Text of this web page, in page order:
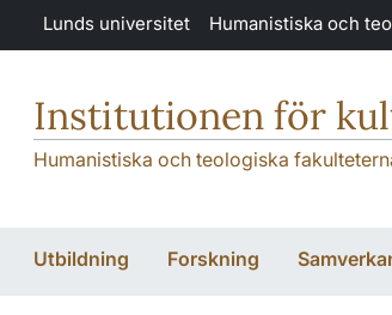
Hoppa till huvudinnehåll
Lunds universitet Humanistiska och
Institutionen för
Humanistiska och teologiska
Utbildning Forskning